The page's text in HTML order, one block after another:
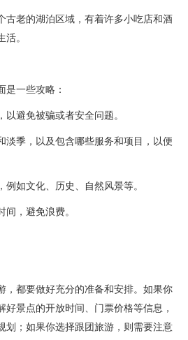
古老的湖泊区域，有着许多小吃店和酒
。
是一些攻略：
避免被骗或者安全问题。
淡季，以及包含哪些服务和项目，以便
如文化、历史、自然风景等。
，避免浪费。
，都要做好充分的准备和安排。如果你
好景点的开放时间、门票价格等信息，
划；如果你选择跟团旅游，则需要注意